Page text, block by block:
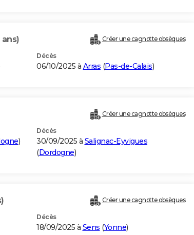
ans) Créer une cagnotte obsèques
Décès
06/10/2025 à Arras (Pas-de-Calais)
Créer une cagnotte obsèques
)
Décès
30/09/2025 à Salignac-Eyvigues
(Dordogne)
Créer une cagnotte obsèques
Décès
18/09/2025 à Sens (Yonne)